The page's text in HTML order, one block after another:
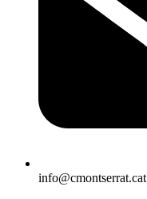
info@cmontserrat.cat